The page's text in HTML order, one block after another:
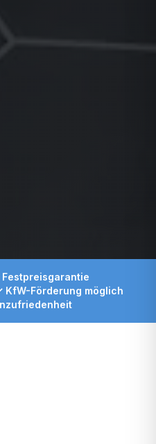
KfW-Förderung möglich